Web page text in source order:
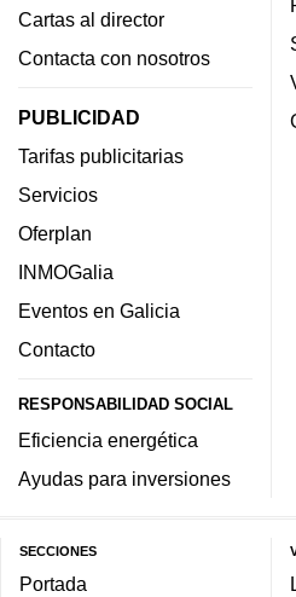
Cartas al director
Contacta con nosotros
PUBLICIDAD
Tarifas publicitarias
Servicios
Oferplan
INMOGalia
Eventos en Galicia
Contacto
RESPONSABILIDAD SOCIAL
Eficiencia energética
Ayudas para inversiones
SECCIONES
Portada